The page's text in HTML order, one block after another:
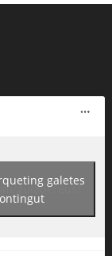
guiadereus/
galetes